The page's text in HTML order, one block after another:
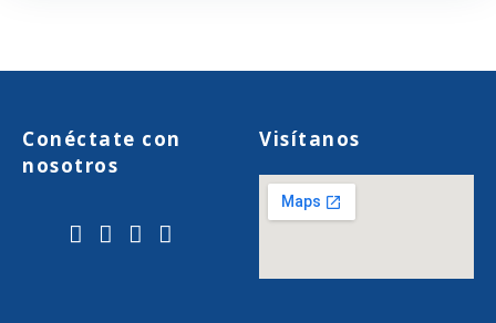
Conéctate con
nosotros
Visítanos